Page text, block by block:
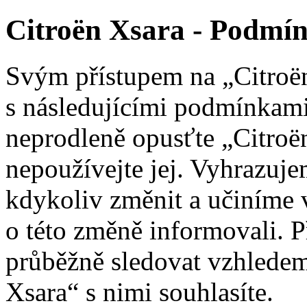
Citroën Xsara -
Svým přístupem na
s následujícími
neprodleně opusťte
nepoužívejte jej.
kdykoliv změnit a učiníme
o této změně informovali.
průběžně sledovat
Xsara“ s nimi souhlasíte.